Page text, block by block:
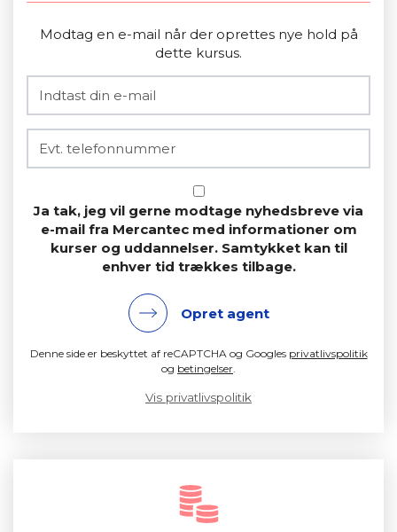
Modtag en e-mail når der oprettes nye hold på
dette kursus.
Ja tak, jeg vil gerne modtage nyhedsbreve via
e-mail fra Mercantec med informationer om
kurser og uddannelser. Samtykket kan til
enhver tid trækkes tilbage.
Opret agent
Denne side er beskyttet af reCAPTCHA og Googles privatlivspolitik
og betingelser.
Vis privatlivspolitik